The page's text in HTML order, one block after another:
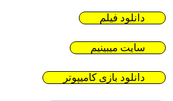
دانلود فیلم
سایت میبینیم
دانلود بازی کامیپوتر